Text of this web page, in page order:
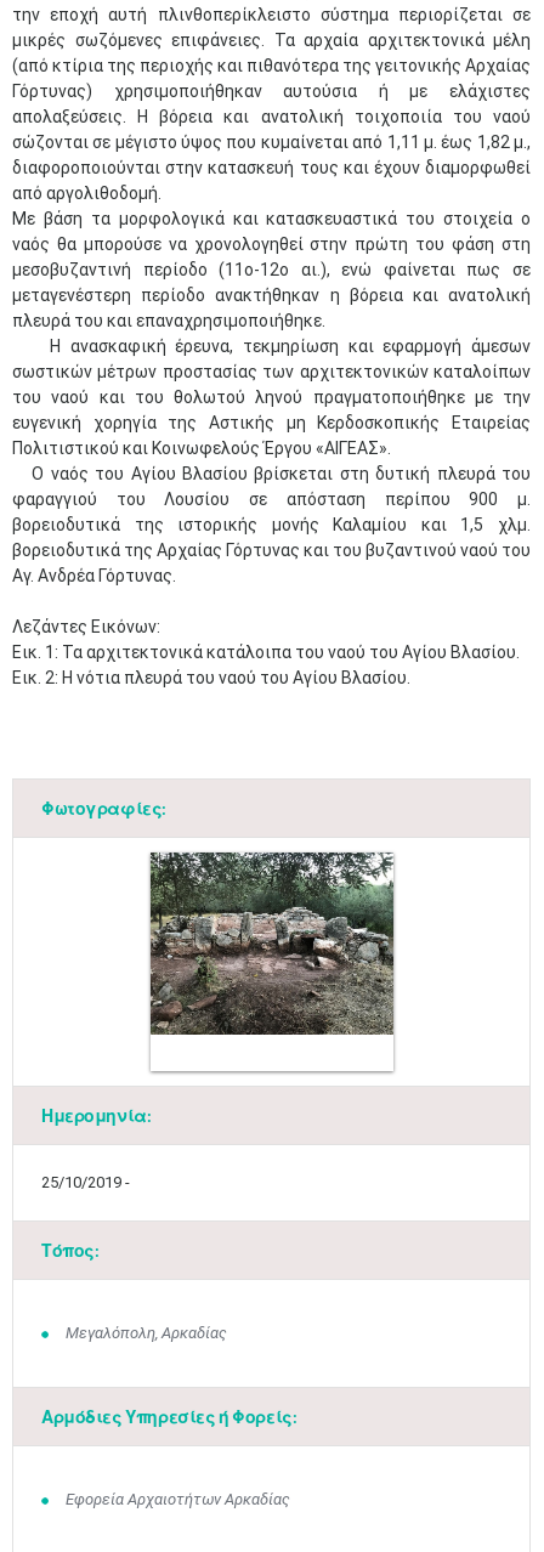
την εποχή αυτή πλινθοπερίκλειστο σύστημα περιορίζεται σε
μικρές σωζόμενες επιφάνειες. Τα αρχαία αρχιτεκτονικά μέλη
(από κτίρια της περιοχής και πιθανότερα της γειτονικής Αρχαίας
Γόρτυνας) χρησιμοποιήθηκαν αυτούσια ή με ελάχιστες
απολαξεύσεις. Η βόρεια και ανατολική τοιχοποιία του ναού
σώζονται σε μέγιστο ύψος που κυμαίνεται από 1,11 μ. έως 1,82 μ.,
διαφοροποιούνται στην κατασκευή τους και έχουν διαμορφωθεί
από αργολιθοδομή.
Με βάση τα μορφολογικά και κατασκευαστικά του στοιχεία ο
ναός θα μπορούσε να χρονολογηθεί στην πρώτη του φάση στη
μεσοβυζαντινή περίοδο (11ο-12ο αι.), ενώ φαίνεται πως σε
μεταγενέστερη περίοδο ανακτήθηκαν η βόρεια και ανατολική
πλευρά του και επαναχρησιμοποιήθηκε.
​ ​​Η ανασκαφική έρευνα, τεκμηρίωση και εφαρμογή άμεσων
σωστικών μέτρων προστασίας των αρχιτεκτονικών καταλοίπων
του ναού και του θολωτού ληνού πραγματοποιήθηκε με την
ευγενική χορηγία της Αστικής μη Κερδοσκοπικής Εταιρείας
Πολιτιστικού και Κοινωφελούς Έργου «ΑΙΓΕΑΣ».
Ο ναός του Αγίου Βλασίου βρίσκεται στη δυτική πλευρά του
φαραγγιού του Λουσίου σε απόσταση περίπου 900 μ.
βορειοδυτικά της ιστορικής μονής Καλαμίου και 1,5 χλμ.
βορειοδυτικά της Αρχαίας Γόρτυνας και του βυζαντινού ναού του
Αγ. Ανδρέα Γόρτυνας.
Λεζάντες Εικόνων:
Εικ. 1: Τα αρχιτεκτονικά κατάλοιπα του ναού του Αγίου Βλασίου.
Εικ. 2: Η νότια πλευρά του ναού του Αγίου Βλασίου.
Φωτογραφίες:
Ημερομηνία:
25/10/2019 -
Τόπος:
Μεγαλόπολη, Αρκαδίας
Αρμόδιες Υπηρεσίες ή Φορείς:
Εφορεία Αρχαιοτήτων Αρκαδίας
• • • • • • •
•
11
•
12
•
13
• • • •
18
•
19
•
20
•